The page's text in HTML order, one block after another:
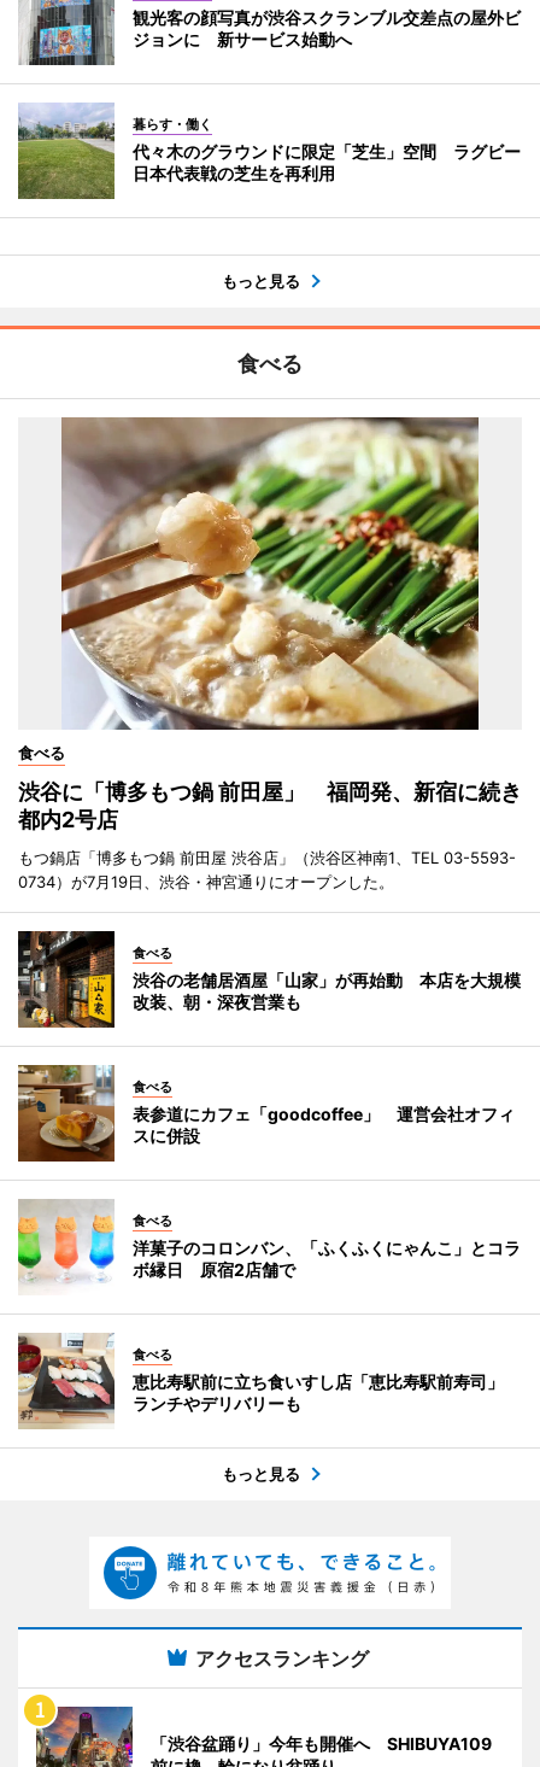
観光客の顔写真が渋谷スクランブル交差点の屋外ビ
ジョンに 新サービス始動へ
暮らす・働く
代々木のグラウンドに限定「芝生」空間 ラグビー
日本代表戦の芝生を再利用
もっと見る
食べる
食べる
渋谷に「博多もつ鍋 前田屋」 福岡発、新宿に続き
都内2号店
もつ鍋店「博多もつ鍋 前田屋 渋谷店」（渋谷区神南1、TEL 03-5593-
0734）が7月19日、渋谷・神宮通りにオープンした。
食べる
渋谷の老舗居酒屋「山家」が再始動 本店を大規模
改装、朝・深夜営業も
食べる
表参道にカフェ「goodcoffee」 運営会社オフィ
スに併設
食べる
洋菓子のコロンバン、「ふくふくにゃんこ」とコラ
ボ縁日 原宿2店舗で
食べる
恵比寿駅前に立ち食いすし店「恵比寿駅前寿司」
ランチやデリバリーも
もっと見る
アクセスランキング
「渋谷盆踊り」今年も開催へ SHIBUYA109